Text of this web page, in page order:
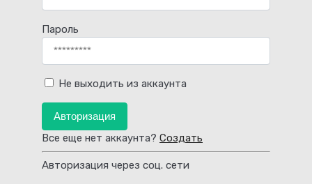
Пароль
Не выходить из аккаунта
Авторизация
Все еще нет аккаунта? Создать
Авторизация через соц. сети